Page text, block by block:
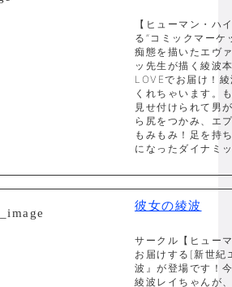
【ヒューマン・ハ
る“コミックマー
痴態を描いたエヴ
ッ先生が描く綾波
LOVEでお届け！
くれちゃいます。
見せ付けられて男
ら尻をつかみ、エ
もみもみ！足を持
になったダイナミ
彼女の綾波
サークル【ヒュー
お届けする[新世紀
波』が登場です！
綾波レイちゃんが